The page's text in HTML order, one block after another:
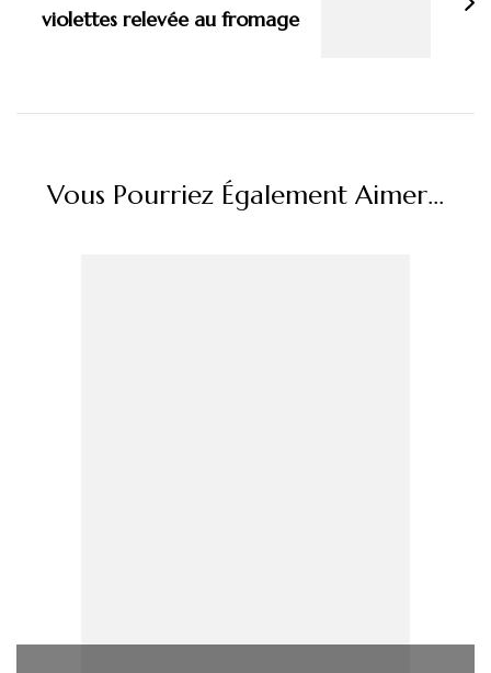
violettes relevée au fromage
Vous Pourriez Également Aimer...